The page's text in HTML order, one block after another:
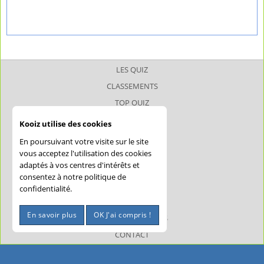
LES QUIZ
CLASSEMENTS
TOP QUIZ
JOKERQUIZ
AIDE
CONFIDENTIALITÉ
MENTIONS LÉGALES
CONTACT
Kooiz utilise des cookies
En poursuivant votre visite sur le site
vous acceptez l'utilisation des cookies
adaptés à vos centres d'intérêts et
consentez à notre politique de
confidentialité.
En savoir plus OK J'ai compris !